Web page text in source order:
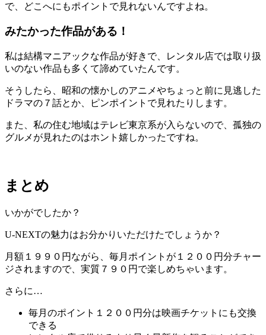
で、どこへにもポイントで見れないんですよね。
みたかった作品がある！
私は結構マニアックな作品が好きで、レンタル店では取り扱
いのない作品も多くて諦めていたんです。
そうしたら、昭和の懐かしのアニメやちょっと前に見逃した
ドラマの７話とか、ピンポイントで見れたりします。
また、私の住む地域はテレビ東京系が入らないので、孤独の
グルメが見れたのはホント嬉しかったですね。
まとめ
いかがでしたか？
U-NEXTの魅力はお分かりいただけたでしょうか？
月額１９９０円ながら、毎月ポイントが１２００円分チャー
ジされますので、実質７９０円で楽しめちゃいます。
さらに…
毎月のポイント１２００円分は映画チケットにも交換
できる